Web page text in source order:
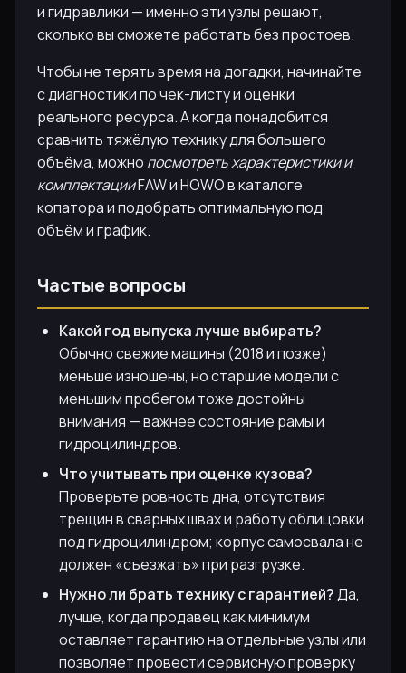
и гидравлики — именно эти узлы решают,
сколько вы сможете работать без простоев.
Чтобы не терять время на догадки, начинайте
с диагностики по чек-листу и оценки
реального ресурса. А когда понадобится
сравнить тяжёлую технику для большего
объёма, можно посмотреть характеристики и
комплектацииFAW и HOWO в каталоге
копатора и подобрать оптимальную под
объём и график.
Частые вопросы
Какой год выпуска лучше выбирать?
Обычно свежие машины (2018 и позже)
меньше изношены, но старшие модели с
меньшим пробегом тоже достойны
внимания — важнее состояние рамы и
гидроцилиндров.
Что учитывать при оценке кузова?
Проверьте ровность дна, отсутствия
трещин в сварных швах и работу облицовки
под гидроцилиндром; корпус самосвала не
должен «съезжать» при разгрузке.
Нужно ли брать технику с гарантией?Да,
лучше, когда продавец как минимум
оставляет гарантию на отдельные узлы или
позволяет провести сервисную проверку